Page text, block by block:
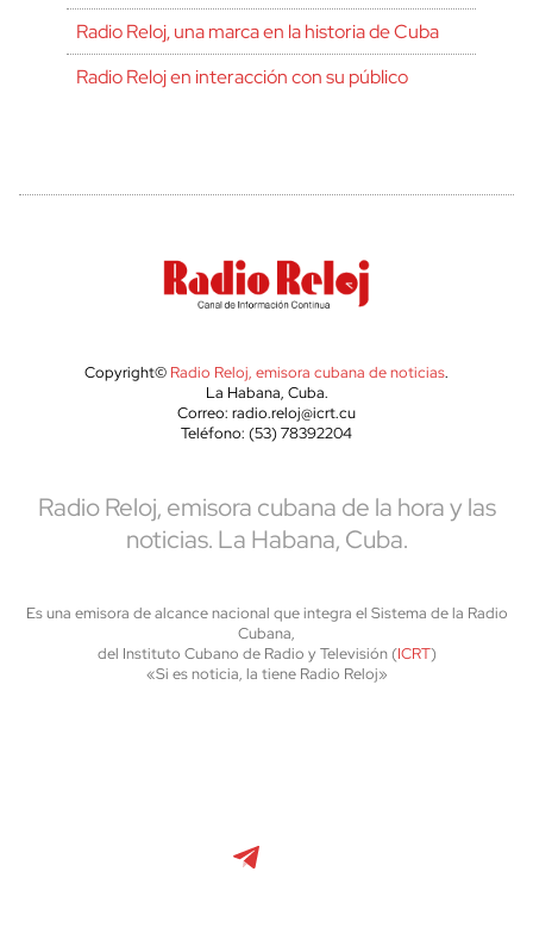
Radio Reloj, una marca en la historia de Cuba
Radio Reloj en interacción con su público
Copyright© Radio Reloj, emisora cubana de noticias.
La Habana, Cuba.
Correo: radio.reloj@icrt.cu
Teléfono: (53) 78392204
Radio Reloj, emisora cubana de la hora y las
noticias. La Habana, Cuba.
Es una emisora de alcance nacional que integra el Sistema de la Radio
Cubana,
del Instituto Cubano de Radio y Televisión (ICRT)
«Si es noticia, la tiene Radio Reloj»